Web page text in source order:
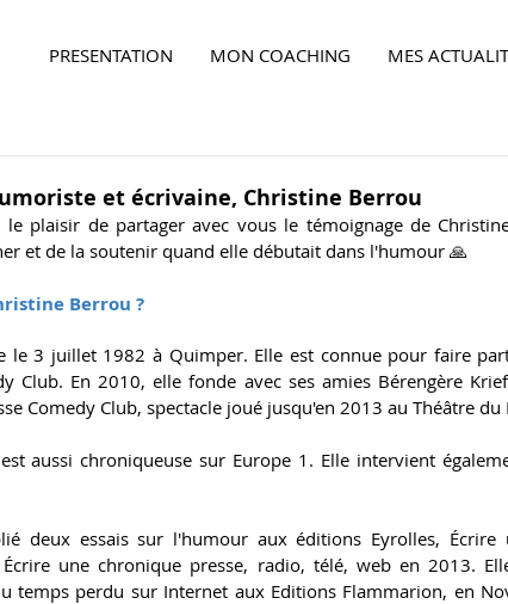
PRESENTATION MON COACHING MES
et écrivaine, Christine Berrou
plaisir de partager avec vous le témoignage de
et de la soutenir quand elle débutait dans l'humour 🙏
Berrou ?
le 3 juillet 1982 à Quimper. Elle est connue pour faire
Club. En 2010, elle fonde avec ses amies Bérengère
Comedy Club, spectacle joué jusqu'en 2013 au Théâtre du
aussi chroniqueuse sur Europe 1. Elle intervient
deux essais sur l'humour aux éditions Eyrolles, Écrire
une chronique presse, radio, télé, web en 2013.
temps perdu sur Internet aux Editions Flammarion, en